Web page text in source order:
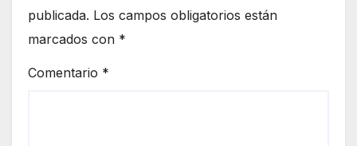
publicada. Los campos obligatorios están
marcados con *
Comentario *